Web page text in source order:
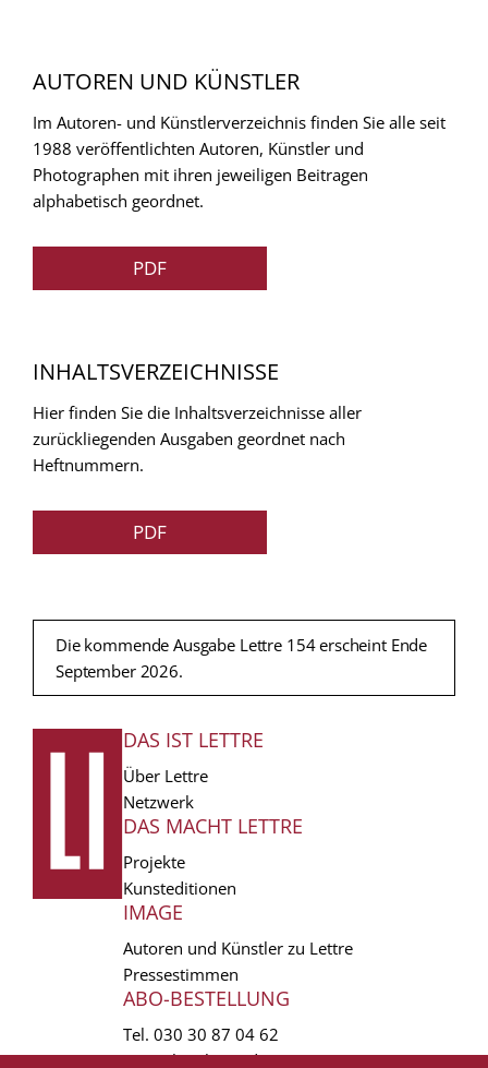
AUTOREN UND KÜNSTLER
Im Autoren- und Künstlerverzeichnis finden Sie alle seit
1988 veröffentlichten Autoren, Künstler und
Photographen mit ihren jeweiligen Beitragen
alphabetisch geordnet.
PDF
INHALTSVERZEICHNISSE
Hier finden Sie die Inhaltsverzeichnisse aller
zurückliegenden Ausgaben geordnet nach
Heftnummern.
PDF
Die kommende Ausgabe Lettre 154 erscheint Ende
September 2026.
FUSSZEILE
DAS IST LETTRE
Über Lettre
Netzwerk
DAS MACHT LETTRE
Projekte
Kunsteditionen
IMAGE
Autoren und Künstler zu Lettre
Pressestimmen
ABO-BESTELLUNG
Tel. 030 30 87 04 62
vertrieb(at)lettre.de